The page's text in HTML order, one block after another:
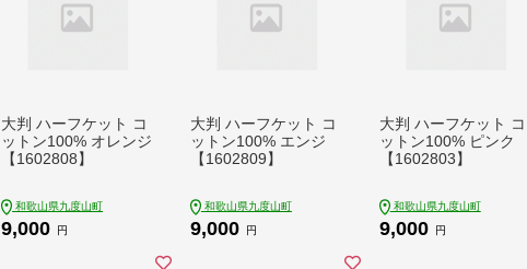
大判 ハーフケット コ
ットン100% オレンジ
【1602808】
和歌山県九度山町
9,000 円
大判 ハーフケット コ
ットン100% エンジ
【1602809】
和歌山県九度山町
9,000 円
大判 ハーフケット コ
ットン100% ピンク
【1602803】
和歌山県九度山町
9,000 円